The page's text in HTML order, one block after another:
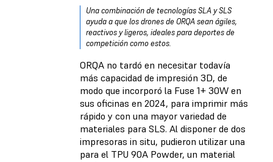
Una combinación de tecnologías SLA y SLS
ayuda a que los drones de ORQA sean ágiles,
reactivos y ligeros, ideales para deportes de
competición como estos.
ORQA no tardó en necesitar todavía
más capacidad de impresión 3D, de
modo que incorporó la Fuse 1+ 30W en
sus oficinas en 2024, para imprimir más
rápido y con una mayor variedad de
materiales para SLS. Al disponer de dos
impresoras in situ, pudieron utilizar una
para el TPU 90A Powder, un material